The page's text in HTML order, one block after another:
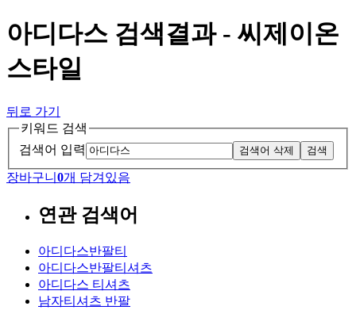
아디다스 검색결과 - 씨제이온
스타일
뒤로 가기
키워드 검색
검색어 입력
검색어 삭제 검색
장바구니 0개 담겨있음
연관 검색어
아디다스반팔티
아디다스반팔티셔츠
아디다스 티셔츠
남자티셔츠 반팔